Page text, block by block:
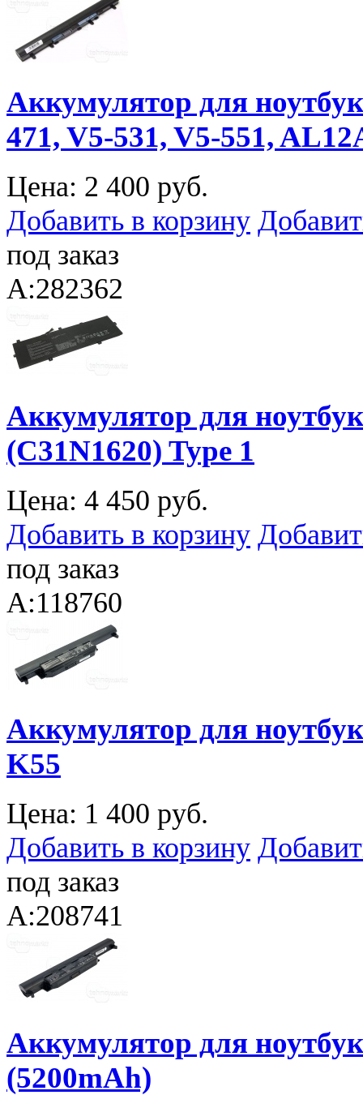
Аккумулятор для
471, V5-531, V5-551,
Цена: 2 400 руб.
Добавить в корзину
под заказ
A:282362
Аккумулятор для
(C31N1620) Type 1
Цена: 4 450 руб.
Добавить в корзину
под заказ
A:118760
Аккумулятор для
K55
Цена: 1 400 руб.
Добавить в корзину
под заказ
A:208741
Аккумулятор для
(5200mAh)